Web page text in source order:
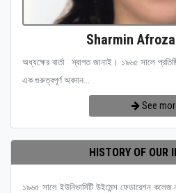
Sharmin
অধ্যক্ষের বার্তা স্বাগত জানাই। ১৯৬৫ সালে
এক গুরুত্বপূর্ণ অবদান...
See
HISTORY OF OUR
১৯৬৫ সালে ইউনিভার্সিটি উইমেন্স ফেডারেশন